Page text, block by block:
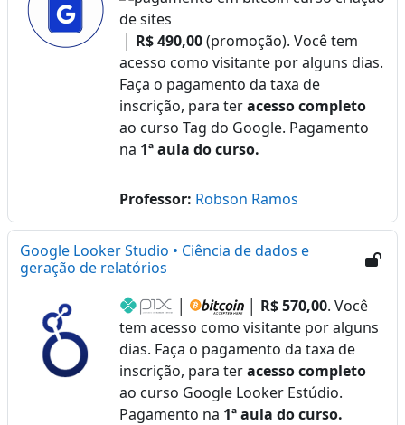
R$ 490,00(promoção). Você tem
acesso como visitante por alguns dias.
Faça o pagamento da taxa de
inscrição, para teracesso completo
ao curso Tag do Google. Pagamento
na 1ª aula do curso.
Professor: Robson Ramos
Google Looker Studio • Ciência de dados e
geração de relatórios
R$ 570,00. Você
tem acesso como visitante por alguns
dias. Faça o pagamento da taxa de
inscrição, para teracesso completo
ao curso Google Looker Estúdio.
Pagamento na 1ª aula do curso.